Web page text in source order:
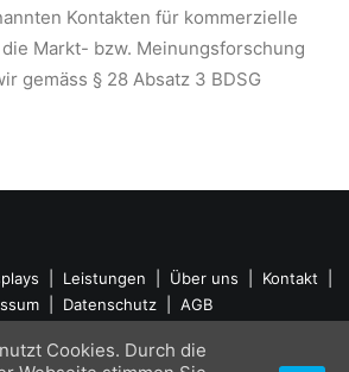
Kontakten für kommerzielle
Markt- bzw. Meinungsforschung
gemäss § 28 Absatz 3 BDSG
Leistungen Über uns Kontakt
Datenschutz AGB
Cookies. Durch die